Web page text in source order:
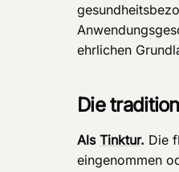
ehrlichen
Die
Als Tinktur. Die
eingenommen